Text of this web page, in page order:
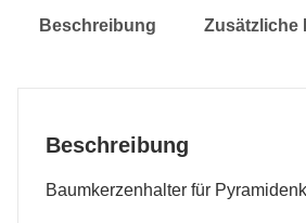
Beschreibung Zusätzliche
Beschreibung
Baumkerzenhalter für